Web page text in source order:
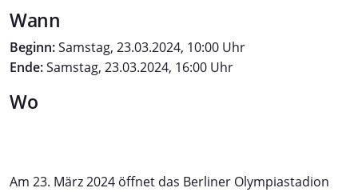
Wann
Beginn:Samstag, 23.03.2024, 10:00 Uhr
Ende:Samstag, 23.03.2024, 16:00 Uhr
Wo
Am 23. März 2024 öffnet das Berliner Olympiastadion